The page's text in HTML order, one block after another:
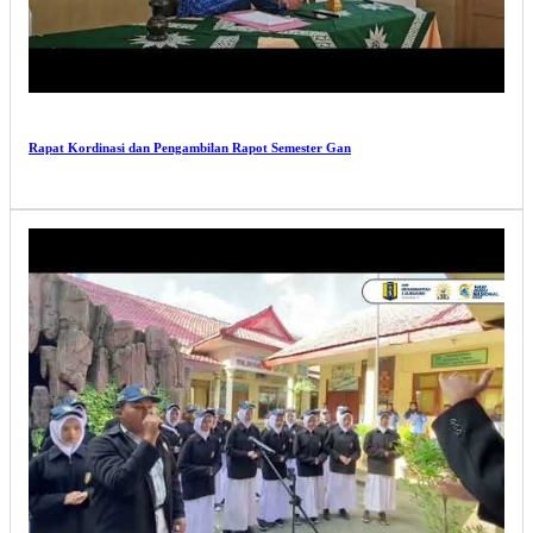
Rapat Kordinasi dan Pengambilan Rapot Semester Gan